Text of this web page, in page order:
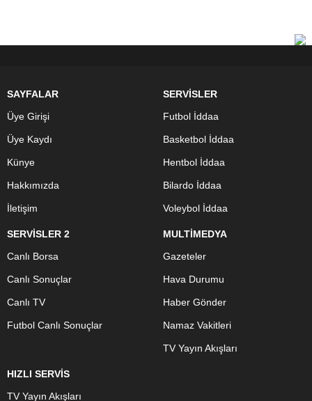
SAYFALAR
Üye Girişi
Üye Kaydı
Künye
Hakkımızda
İletişim
SERVİSLER
Futbol İddaa
Basketbol İddaa
Hentbol İddaa
Bilardo İddaa
Voleybol İddaa
SERVİSLER 2
Canlı Borsa
Canlı Sonuçlar
Canlı TV
Futbol Canlı Sonuçlar
MULTİMEDYA
Gazeteler
Hava Durumu
Haber Gönder
Namaz Vakitleri
TV Yayın Akışları
HIZLI SERVİS
TV Yayın Akışları